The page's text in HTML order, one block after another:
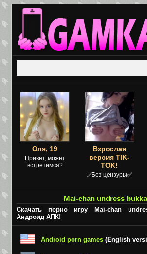
Оля, 19
Привет, может
встретимся?
Взрослая
версия TIK-
TOK!
✅Без цензуры✅
Mai-chan undress
Скачать порно игру Mai-chan
Андроид АПК!
Android porn games (English